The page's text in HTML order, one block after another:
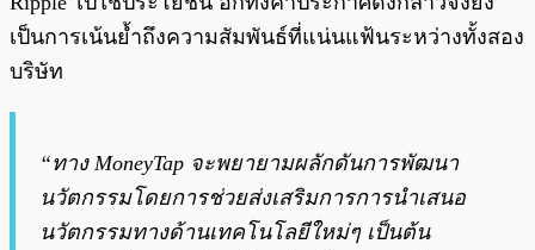
เป็นการเน้นย้ำถึงความสัมพันธ์ที่แน่นแฟ้นระหว่างทั้งสอง
บริษัท
“ทาง MoneyTap จะพยายามผลักดันการพัฒนา
นวัตกรรมโดยการช่วยส่งเสริมการการนำเสนอ
นวัตกรรมทางด้านเทคโนโลยีใหม่ๆ เป็นต้น